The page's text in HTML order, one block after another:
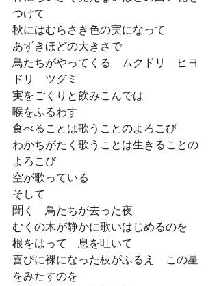
つけて
秋にはむらさき色の実になって
あずきほどの大きさで
鳥たちがやってくる　ムクドリ　ヒヨ
ドリ　ツグミ
実をごくりと飲みこんでは
喉をふるわす
食べることは歌うことのよろこび
わかちがたく歌うことは生きることの
よろこび
空が歌っている
そして
聞く　鳥たちが去った夜
むくの木が静かに歌いはじめるのを
根をはって　息を吐いて
喜びに裸になった枝がふるえ　この星
をみたすのを